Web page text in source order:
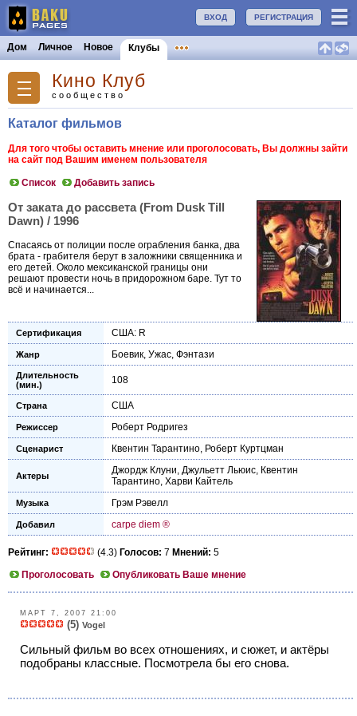
РЕГИСТРАЦИЯ
ВХОД
Дом Личное Новое Клубы
Кино Клуб
сообщество
Каталог фильмов
Для того чтобы оставить мнение или проголосовать, Вы должны зайти
на сайт под Вашим именем пользователя
Список Добавить запись
От заката до рассвета (From Dusk Till
Dawn) / 1996
Спасаясь от полиции после ограбления банка, два
брата - грабителя берут в заложники священника и
его детей. Около мексиканской границы они
решают провести ночь в придорожном баре. Тут то
всё и начинается...
Сертификация США: R
Жанр Боевик, Ужас, Фэнтази
Длительность
(мин.)
108
Страна США
Режиссер Роберт Родригез
Сценарист Квентин Тарантино, Роберт Куртцман
Актеры Джордж Клуни, Джульетт Льюис, Квентин
Тарантино, Харви Кайтель
Музыка Грэм Рэвелл
Добавил carpe diem ®
Рейтинг: (4.3) Голосов: 7 Мнений: 5
Проголосовать
Опубликовать Ваше мнение
МАРТ 7, 2007 21:00
(5) Vogel
Сильный фильм во всех отношениях, и сюжет, и актёры
подобраны классные. Посмотрела бы его снова.